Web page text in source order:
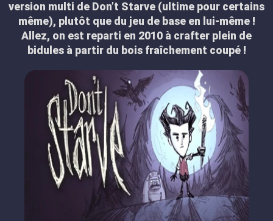
version multi de Don’t Starve (ultime pour certains
même), plutôt que du jeu de base en lui-même !
Allez, on est reparti en 2010 à crafter plein de
bidules à partir du bois fraîchement coupé !